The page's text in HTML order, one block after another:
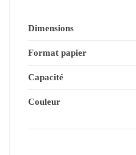
Dimensions
Format papier
Capacité
Couleur